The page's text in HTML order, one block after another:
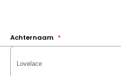
Achternaam *